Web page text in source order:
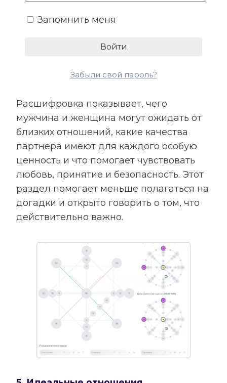
эмоциональная поддержка. Не все
поэтому их несоответствие часто
разочарований.
Расшифровка показывает, чего
мужчина и женщина могут ожидать от
близких отношений, какие качества
партнера имеют для каждого особую
ценность и что помогает чувствовать
любовь, принятие и безопасность. Этот
раздел помогает меньше полагаться на
догадки и открыто говорить о том, что
действительно важно.
Запомнить меня
Забыли свой пароль?